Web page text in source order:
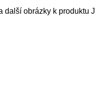
další obrázky k produktu